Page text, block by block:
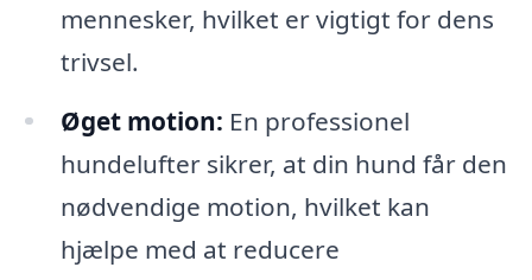
mennesker, hvilket er vigtigt for dens
trivsel.
Øget motion: En professionel
hundelufter sikrer, at din hund får den
nødvendige motion, hvilket kan
hjælpe med at reducere